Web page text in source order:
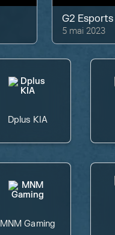
G2 Esports
5 mai 2023
Dplus KIA
MNM Gaming